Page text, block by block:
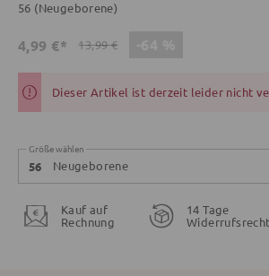
56 (Neugeborene)
4,99 €* 13,99 €
Dieser Artikel ist derzeit leider nicht
Größe wählen
56 Neugeborene
Kauf auf
Rechnung
14 Tage
Widerrufsrecht